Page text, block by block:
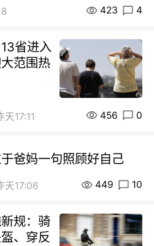
423 4
省进入
范围热
天17:11 456 0
爸妈一句照顾好自己
天17:06 449 10
规：骑
、穿反